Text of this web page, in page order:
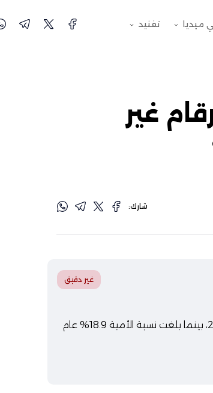
ميديا تفنيد
غير
شارك:
غير دقيق
قالت وزيرة التخطيط، هالة السعيد، أن معدل البطالة بلغ 9.6٪ عام 2019/2020، بينما بلغت نسبة الأمية 18.9% عام